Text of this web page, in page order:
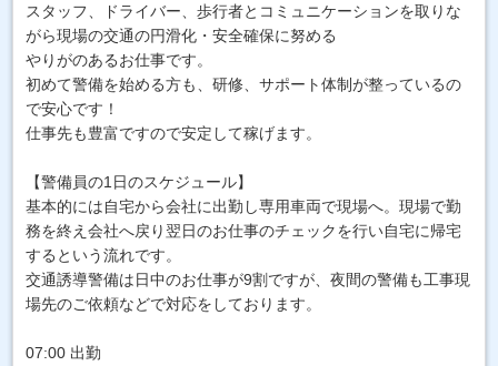
スタッフ、ドライバー、歩行者とコミュニケーションを取りな
がら現場の交通の円滑化・安全確保に努める
やりがのあるお仕事です。
初めて警備を始める方も、研修、サポート体制が整っているの
で安心です！
仕事先も豊富ですので安定して稼げます。
【警備員の1日のスケジュール】
基本的には自宅から会社に出勤し専用車両で現場へ。現場で勤
務を終え会社へ戻り翌日のお仕事のチェックを行い自宅に帰宅
するという流れです。
交通誘導警備は日中のお仕事が9割ですが、夜間の警備も工事現
場先のご依頼などで対応をしております。
07:00 出勤